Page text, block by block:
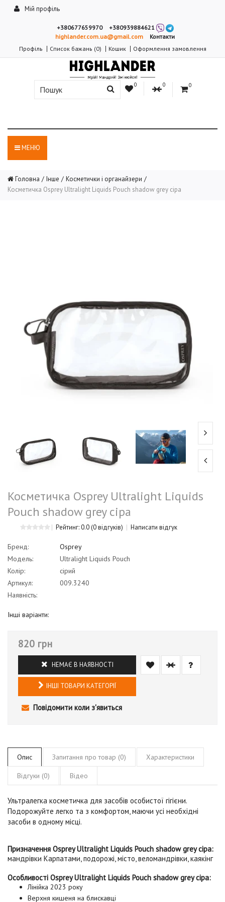
Мій профіль
+380677659970
+380939884621
highlander.com.ua@gmail.com
Контакти
Профіль
Список бажань (0) Кошик Оформлення замовлення
0 0 0
МЕНЮ
Головна Інше
Косметички і органайзери
Косметичка Osprey Ultralight Liquids Pouch shadow grey сіра
Косметичка Osprey Ultralight Liquids
Pouch shadow grey сіра
Рейтинг: 0.0(0 відгуків) Написати відгук
Бренд:
Osprey
Модель:
Ultralight Liquids Pouch
Колір:
сірий
Артикул:
009.3240
Наявність:
Інші варіанти:
820 грн
НЕМАЄ В НАЯВНОСТІ
ІНШІ ТОВАРИ КАТЕГОРІЇ
Повідомити коли з'явиться
Опис Запитання про товар (0) Характеристики
Відгуки (0) Відео
Ультралегка косметичка для засобів особистої гігієни.
Подорожуйте легко та з комфортом, маючи усі необхідні
засоби в одному місці.
Призначення Osprey Ultralight Liquids Pouch shadow grey сіра:
мандрівки Карпатами, подорожі, місто, веломандрівки, каякінг
Особливості Osprey Ultralight Liquids Pouch shadow grey сіра:
Лінійка 2023 року
Верхня кишеня на блискавці